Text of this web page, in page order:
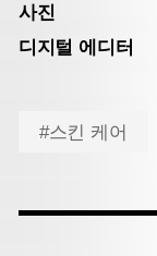
사진
디지털 에디터
#스킨 케어